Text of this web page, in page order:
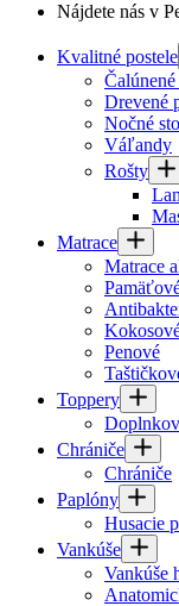
Nájdete nás v
Kvalitné postele
Drevené
Nočné
Váľandy
Rošty
Matrace
Matrace
Penové
Toppery
Chrániče
Chrániče
Paplóny
Husacie
Vankúše
Vankúše